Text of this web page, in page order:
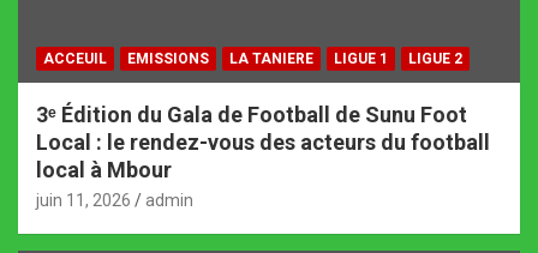
ACCEUIL EMISSIONS LA TANIERE LIGUE 1 LIGUE 2
3ᵉ Édition du Gala de Football de Sunu Foot
Local : le rendez-vous des acteurs du football
local à Mbour
juin 11, 2026 admin